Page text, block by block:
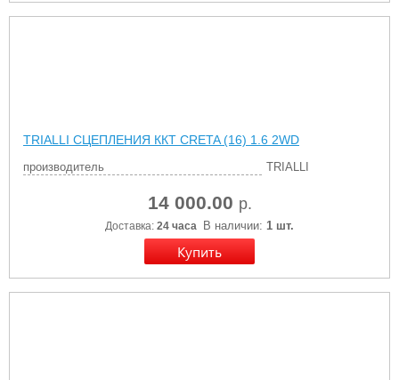
TRIALLI СЦЕПЛЕНИЯ ККТ CRETA (16) 1.6 2WD
производитель TRIALLI
14 000.00 р.
Доставка: 24 часа В наличии: 1 шт.